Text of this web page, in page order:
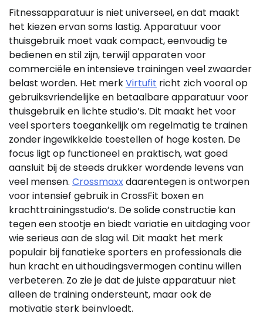
Fitnessapparatuur is niet universeel, en dat maakt
het kiezen ervan soms lastig. Apparatuur voor
thuisgebruik moet vaak compact, eenvoudig te
bedienen en stil zijn, terwijl apparaten voor
commerciële en intensieve trainingen veel zwaarder
belast worden. Het merkVirtufit richt zich vooral op
gebruiksvriendelijke en betaalbare apparatuur voor
thuisgebruik en lichte studio’s. Dit maakt het voor
veel sporters toegankelijk om regelmatig te trainen
zonder ingewikkelde toestellen of hoge kosten. De
focus ligt op functioneel en praktisch, wat goed
aansluit bij de steeds drukker wordende levens van
veel mensen. Crossmaxxdaarentegen is ontworpen
voor intensief gebruik in CrossFit boxen en
krachttrainingsstudio’s. De solide constructie kan
tegen een stootje en biedt variatie en uitdaging voor
wie serieus aan de slag wil. Dit maakt het merk
populair bij fanatieke sporters en professionals die
hun kracht en uithoudingsvermogen continu willen
verbeteren. Zo zie je dat de juiste apparatuur niet
alleen de training ondersteunt, maar ook de
motivatie sterk beïnvloedt.